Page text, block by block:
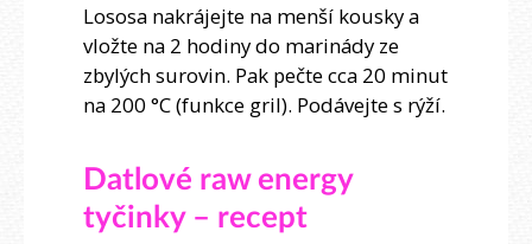
Lososa nakrájejte na menší kousky a
vložte na 2 hodiny do marinády ze
zbylých surovin. Pak pečte cca 20 minut
na 200 °C (funkce gril). Podávejte s rýží.
Datlové raw energy
tyčinky – recept